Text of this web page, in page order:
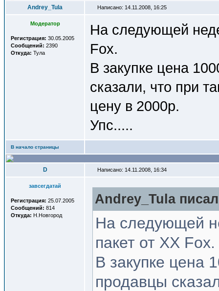
Andrey_Tula Написано: 14.11.2008, 16:25
Модератор
Регистрация: 30.05.2005
Сообщений: 2390
Откуда: Тула
На следующей
Fox.
В закупке цена
сказали, что при
цену в 2000р.
Упс.....
В начало страницы
D Написано: 14.11.2008, 16:34
завсегдатай
Регистрация: 25.07.2005
Сообщений: 814
Откуда: Н.Новгород
Andrey_Tula
На следующей
пакет от XX Fox.
В закупке цена
продавцы